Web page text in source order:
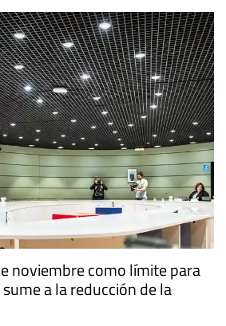
noviembre como límite para
a la reducción de la